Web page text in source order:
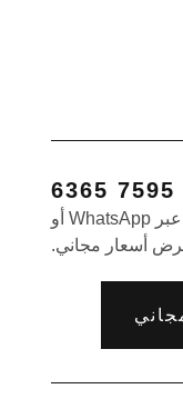
إذا كان لديك أي أسئلة، فلا تتردد في الاتصال بنا عبر WhatsApp أو
أسعار مجاني.